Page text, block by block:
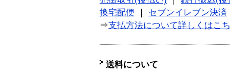
換宅配便
セブンイレブン決済
⇒支払方法について詳しくはこ
送料について